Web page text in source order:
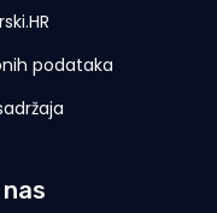
podataka